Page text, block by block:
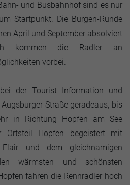
und Busbahnhof sind es nur
Startpunkt. Die Burgen-Runde
April und September absolviert
kommen die Radler an
vorbei.
der Tourist Information und
Straße geradeaus, bis
in Richtung Hopfen am See
Ortsteil Hopfen begeistert mit
Flair und dem gleichnamigen
wärmsten und schönsten
fahren die Rennradler hoch